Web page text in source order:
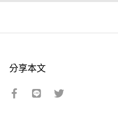
分享本文